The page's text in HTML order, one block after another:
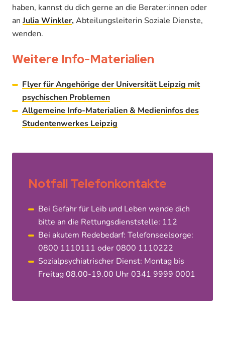
haben, kannst du dich gerne an die Berater:innen oder
an Julia Winkler,Abteilungsleiterin Soziale Dienste,
wenden.
Weitere Info-Materialien
Flyer für Angehörige der Universität Leipzig mit
psychischen Problemen
Allgemeine Info-Materialien & Medieninfos des
Studentenwerkes Leipzig
Notfall Telefonkontakte
Bei Gefahr für Leib und Leben wende dich
bitte an die Rettungsdienststelle: 112
Bei akutem Redebedarf: Telefonseelsorge:
0800 1110111 oder 0800 1110222
Sozialpsychiatrischer Dienst: Montag bis
Freitag 08.00-19.00 Uhr 0341 9999 0001